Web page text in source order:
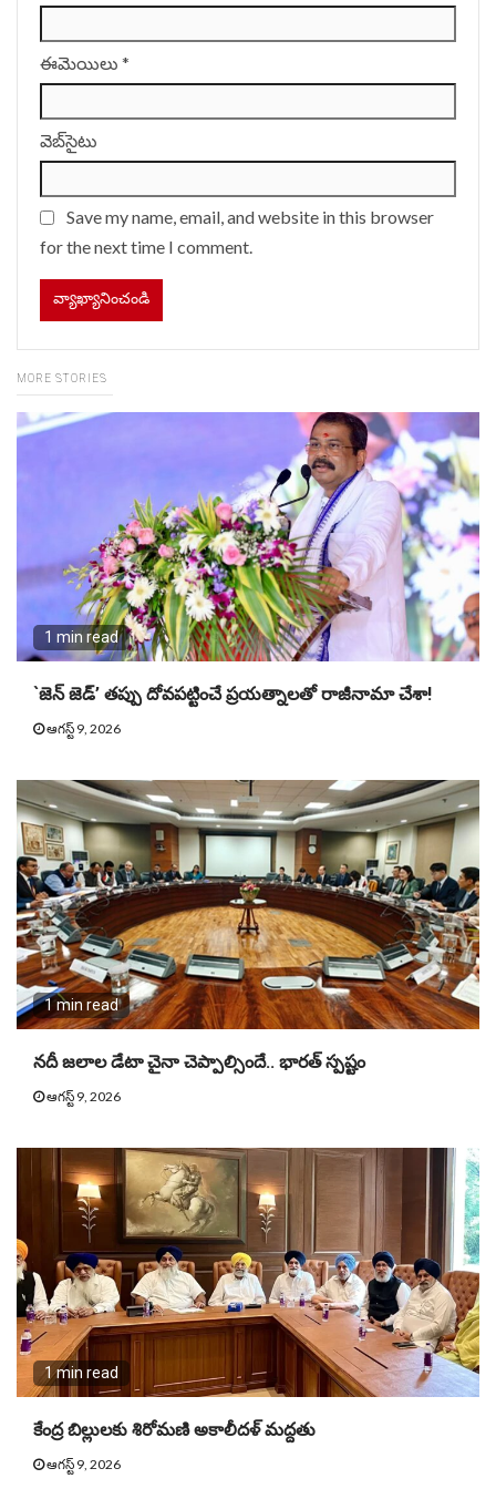
ఈమెయిలు *
వెబ్‌సైటు
Save my name, email, and website in this browser
for the next time I comment.
MORE STORIES
1 min read
`జెన్ జెడ్’ తప్పు దోవపట్టించే ప్రయత్నాలతో రాజీనామా చేశా!
ఆగస్ట్ 9, 2026
1 min read
నదీ జలాల డేటా చైనా చెప్పాల్సిందే.. భారత్ స్పష్టం
ఆగస్ట్ 9, 2026
1 min read
కేంద్ర బిల్లులకు శిరోమణి అకాలీదళ్ మద్దతు
ఆగస్ట్ 9, 2026